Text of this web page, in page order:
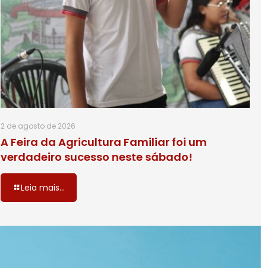
2 de agosto de 2026
A Feira da Agricultura Familiar foi um
verdadeiro sucesso neste sábado!
Leia mais...